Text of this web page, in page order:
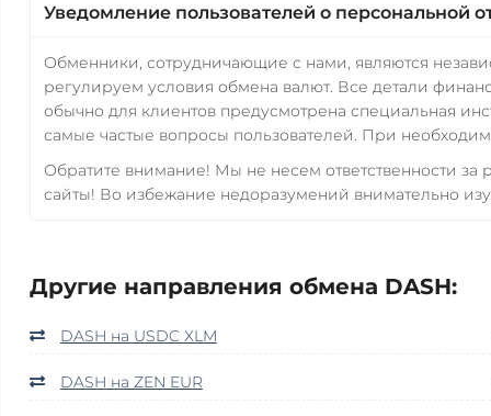
Уведомление пользователей о персональной
Обменники, сотрудничающие с нами, являются
регулируем условия обмена валют. Все детали
обычно для клиентов предусмотрена специальная
самые частые вопросы пользователей. При
Обратите внимание! Мы не несем ответственности
сайты! Во избежание недоразумений внимательно
Другие направления обмена DASH:
DASH на USDC XLM
DASH на ZEN EUR